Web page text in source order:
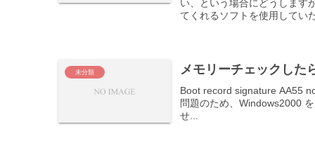
い、という場合にどうします
てくれるソフトを使用してい
未分類 メモリーチェックした
Boot record signature AA55
問題のため、Windows2000
せ...